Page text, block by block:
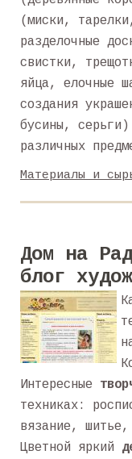
(миски,
разделочные
свистки,
яйца, елочные
создания
бусины,
различных
Материалы и
Дом на
блог
Интересные
техниках:
вязание,
Цветной яркий